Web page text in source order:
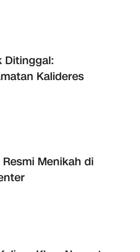
Ditinggal:
Kalideres
Menikah di